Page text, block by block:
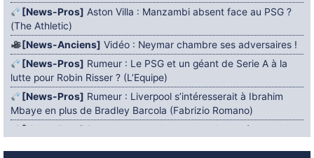
[News-Pros] Aston Villa : Manzambi absent face au PSG ?
(The Athletic)
[News-Anciens] Vidéo : Neymar chambre ses adversaires !
[News-Pros] Rumeur : Le PSG et un géant de Serie A à la
lutte pour Robin Risser ? (L’Equipe)
[News-Pros] Rumeur : Liverpool s’intéresserait à Ibrahim
Mbaye en plus de Bradley Barcola (Fabrizio Romano)
[News-Pros]
Rumeur : Accord contractuel trouvé entre le